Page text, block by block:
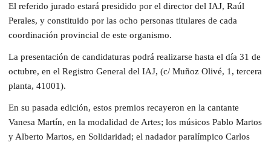
El referido jurado estará presidido por el director del IAJ, Raúl
Perales, y constituido por las ocho personas titulares de cada
coordinación provincial de este organismo.
La presentación de candidaturas podrá realizarse hasta el día 31 de
octubre, en el Registro General del IAJ, (c/ Muñoz Olivé, 1, tercera
planta, 41001).
En su pasada edición, estos premios recayeron en la cantante
Vanesa Martín, en la modalidad de Artes; los músicos Pablo Martos
y Alberto Martos, en Solidaridad; el nadador paralímpico Carlos